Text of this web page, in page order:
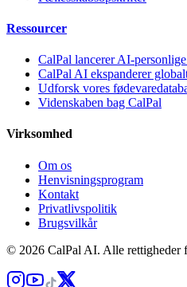
Ressourcer
CalPal lancerer AI-
CalPal AI ekspanderer
Udforsk vores
Videnskaben bag CalPal
Virksomhed
Om os
Henvisningsprogram
Kontakt
Privatlivspolitik
Brugsvilkår
© 2026 CalPal AI. Alle rettigheder